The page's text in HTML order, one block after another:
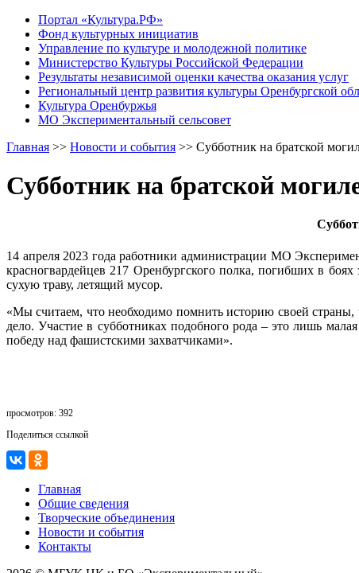
Портал «Культура.РФ»
Фонд культурных инициатив
Управление по культуре и молодежной политике
Министерство Культуры Российской Федерации
Результаты независимой оценки качества оказания услуг
Региональный центр развития культуры Оренбургской обл
Культура Оренбуржья
МО Экспериментальный сельсовет
Главная >> Новости и события >> Субботник на братской
Субботник на братской
14 апреля 2023 года работники администрации МО
красногвардейцев 217 Оренбургского полка, погибших в
сухую траву, летящий мусор.
«Мы считаем, что необходимо помнить историю своей
дело. Участие в субботниках подобного рода – это лишь
победу над фашистскими захватчиками».
просмотров: 392
Поделиться ссылкой
Главная
Общие сведения
Творческие объединения
Новости и события
Контакты